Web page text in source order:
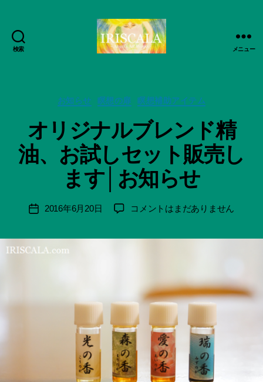
検索
日
活
動
記
録・
作
品
IRISCALA
メニュー
カ
ゴ
リ
ー
お知らせ 瞑想の扉 瞑想補助アイテム
オリジナルブレンド精
油、お試しセット販売し
ます│お知らせ
投
成
:
船
智
日
月
＊
a
u
ki
投
2016年6月20日
オ
ド
精
油、
お
試
し
コメントはまだありません